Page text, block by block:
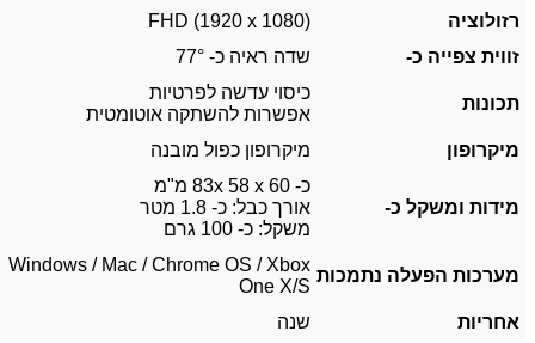
רזולוציה
FHD (1920 x 1080)
זווית צפייה כ-
שדה ראיה כ- 77°
תכונות
כיסוי עדשה לפרטיות
אפשרות להשתקה אוטומטית
מיקרופון
מיקרופון כפול מובנה
מידות ומשקל כ-
כ- 83x 58 x 60 מ"מ
אורך כבל: כ- 1.8 מטר
משקל: כ- 100 גרם
מערכות הפעלה נתמכות
Windows / Mac / Chrome OS / Xbox
One X/S
אחריות
שנה